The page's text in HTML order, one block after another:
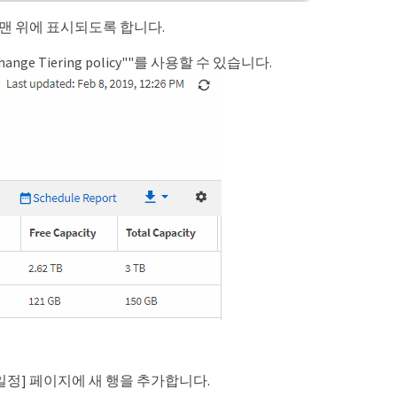
위에 표시되도록 합니다.
Tiering policy""를 사용할 수 있습니다.
] 페이지에 새 행을 추가합니다.